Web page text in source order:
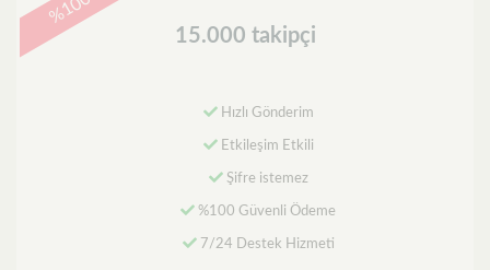
15.000 takipçi
Hızlı Gönderim
Etkileşim Etkili
Şifre istemez
%100 Güvenli Ödeme
7/24 Destek Hizmeti